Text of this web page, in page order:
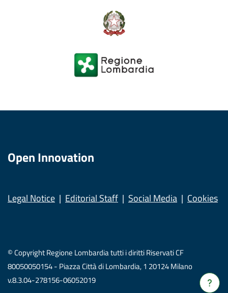
Verrà
Open Innovation
Legal Notice Editorial Staff Social Media Cookies
© Copyright Regione Lombardia tutti i diritti Riservati CF
80050050154 - Piazza Città di Lombardia, 1 20124 Milano
v.8.3.04-278156-06052019